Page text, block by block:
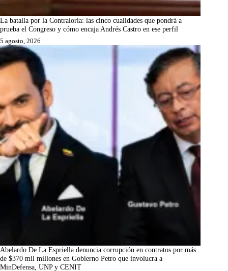
La batalla por la Contraloría: las cinco cualidades que pondrá a
prueba el Congreso y cómo encaja Andrés Castro en ese perfil
5 agosto, 2026
Abelardo De La Espriella denuncia corrupción en contratos por más
de $370 mil millones en Gobierno Petro que involucra a
MinDefensa, UNP y CENIT